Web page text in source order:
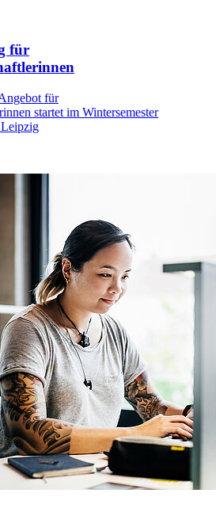
für
für
startet im Wintersemester